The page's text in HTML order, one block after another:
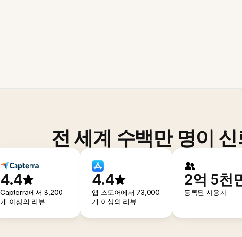
전 세계 수백만 명이
4.4
Capterra에서 8,200
개 이상의 리뷰
4.4
앱 스토어에서 73,000
개 이상의 리뷰
2억 5천
등록된 사용자